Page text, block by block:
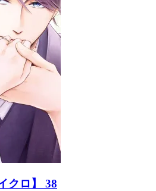
クロ】 38